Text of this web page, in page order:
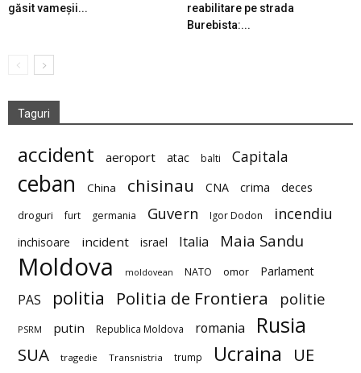
găsit vameșii...
reabilitare pe strada
Burebista:...
Taguri
accident aeroport atac balti Capitala
ceban China chisinau CNA crima deces
droguri furt germania Guvern Igor Dodon incendiu
inchisoare incident israel Italia Maia Sandu
Moldova moldovean NATO omor Parlament
PAS politia Politia de Frontiera politie
PSRM putin Republica Moldova romania Rusia
SUA tragedie Transnistria trump Ucraina UE